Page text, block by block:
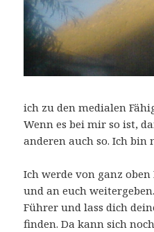
ich zu den medialen
Wenn es bei mir so ist,
anderen auch so. Ich bin
Ich werde von ganz
und an euch
Führer und lass dich
finden. Da kann sich